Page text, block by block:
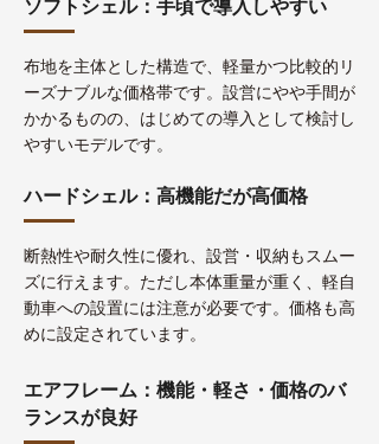
ソフトシェル：手頃で導入しやすい
布地を主体とした構造で、軽量かつ比較的リ
ーズナブルな価格帯です。設営にやや手間が
かかるものの、はじめての導入として検討し
やすいモデルです。
ハードシェル：高機能だが高価格
断熱性や耐久性に優れ、設営・収納もスムー
ズに行えます。ただし本体重量が重く、軽自
動車への設置には注意が必要です。価格も高
めに設定されています。
エアフレーム：機能・軽さ・価格のバ
ランスが良好